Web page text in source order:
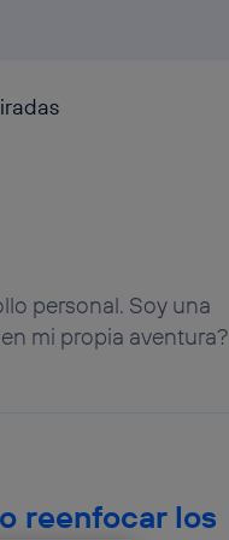
personal. Soy una
mi propia aventura?
reenfocar los